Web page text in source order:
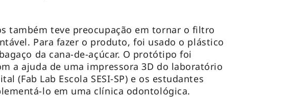
também teve preocupação em tornar o filtro
Para fazer o produto, foi usado o plástico
da cana-de-açúcar. O protótipo foi
a ajuda de uma impressora 3D do laboratório
(Fab Lab Escola SESI-SP) e os estudantes
lo em uma clínica odontológica.